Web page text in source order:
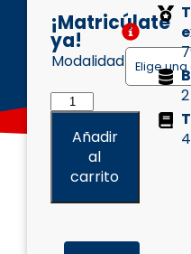
¡Matricúlate
ya!
Modalidad
Añadir
al
carrito
2